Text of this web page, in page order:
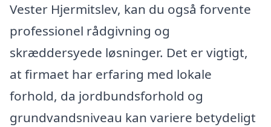
Vester Hjermitslev, kan du også forvente
professionel rådgivning og
skræddersyede løsninger. Det er vigtigt,
at firmaet har erfaring med lokale
forhold, da jordbundsforhold og
grundvandsniveau kan variere betydeligt